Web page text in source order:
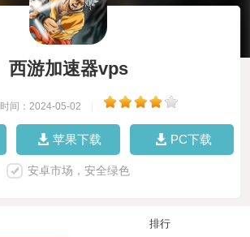
西游加速器vps
时间：2024-05-02
苹果下载 PC下载
安卓市场，安全绿色
排行